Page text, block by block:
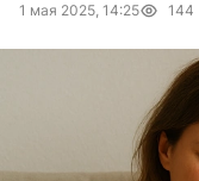
1 мая 2025, 14:25 144